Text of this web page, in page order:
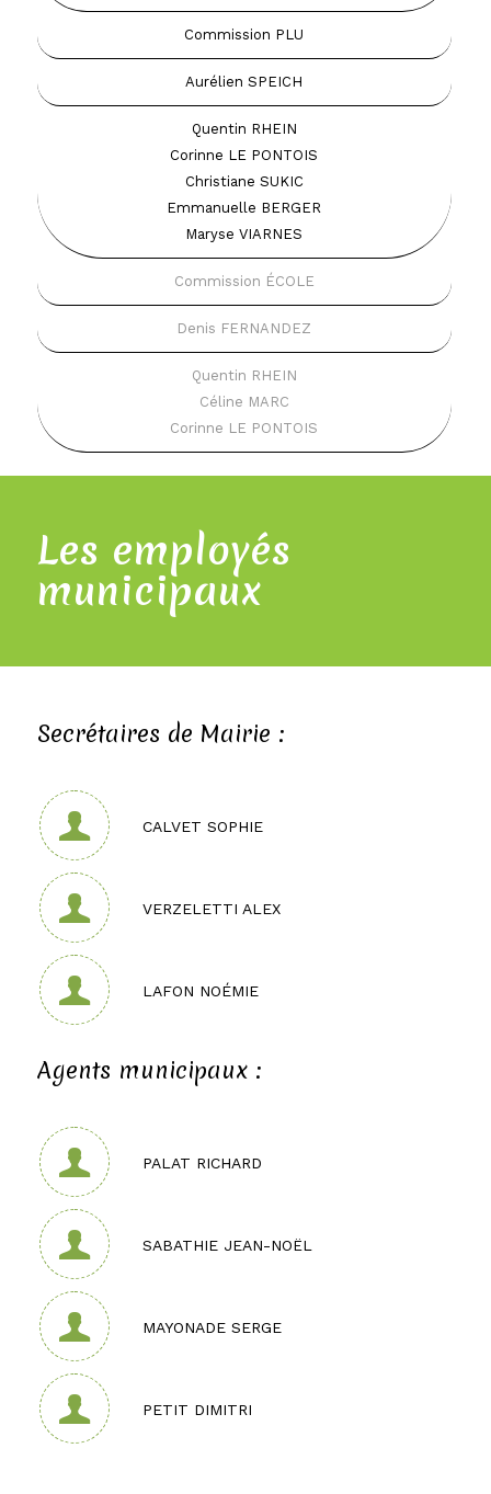
Commission PLU
Aurélien SPEICH
Quentin RHEIN
Corinne LE PONTOIS
Christiane SUKIC
Emmanuelle BERGER
Maryse VIARNES
Commission ÉCOLE
Denis FERNANDEZ
Quentin RHEIN
Céline MARC
Corinne LE PONTOIS
Les employés
municipaux
Secrétaires de Mairie :
CALVET SOPHIE
VERZELETTI ALEX
LAFON NOÉMIE
Agents municipaux :
PALAT RICHARD
SABATHIE JEAN-NOËL
MAYONADE SERGE
PETIT DIMITRI